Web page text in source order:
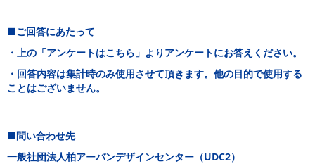
■ご回答にあたって
・上の「アンケートはこちら」よりアンケートにお答えください。
・回答内容は集計時のみ使用させて頂きます。他の目的で使用する
ことはございません。
■問い合わせ先
一般社団法人柏アーバンデザインセンター（UDC2）